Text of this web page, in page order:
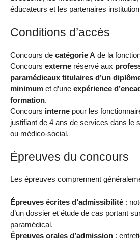
éducateurs et les partenaires
Conditions d’accès
Concours de catégorie A de la
Concours externe réservé aux
paramédicaux titulaires d’un
minimum et d’une expérience
formation.
Concours interne pour les
justifiant de 4 ans de services dans le
ou médico-social.
Épreuves du concours
Les épreuves comprennent
Épreuves écrites d’admissibilité :
d’un dossier et étude de cas portant
paramédical.
Épreuves orales d’admission :